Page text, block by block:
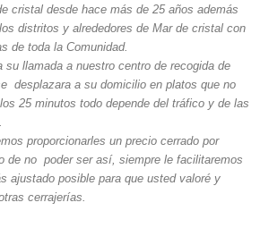
cristal desde hace más de 25 años además
distritos y alrededores de Mar de cristal con
de toda la Comunidad.
su llamada a nuestro centro de recogida de
desplazara a su domicilio en platos que no
25 minutos todo depende del tráfico y de las
proporcionarles un precio cerrado por
de no poder ser así, siempre le facilitaremos
ajustado posible para que usted valoré y
cerrajerías.